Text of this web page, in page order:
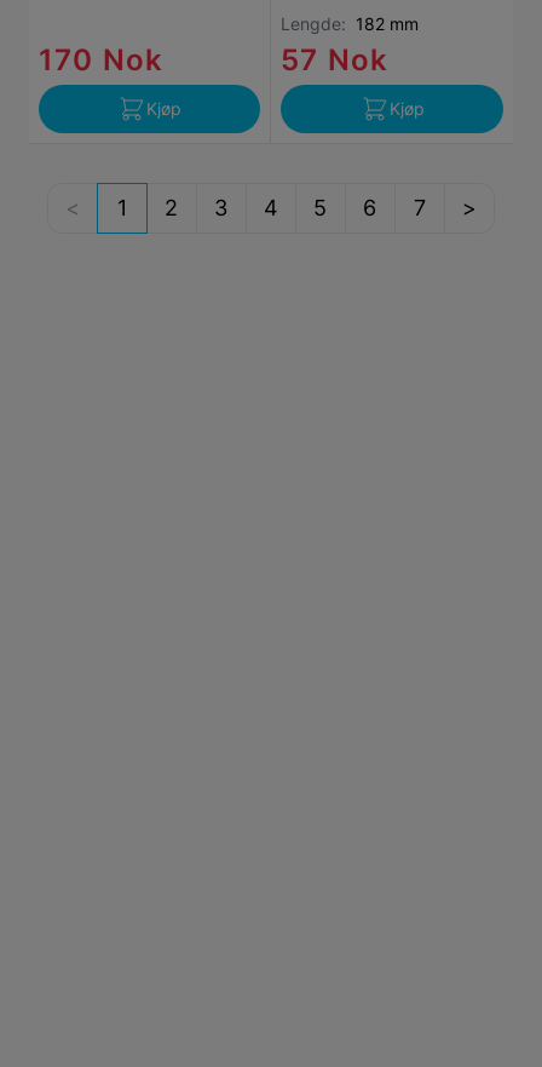
170 Nok
Kjøp
Lengde: 182 mm
57 Nok
Kjøp
1 2 3 4 5 6 7